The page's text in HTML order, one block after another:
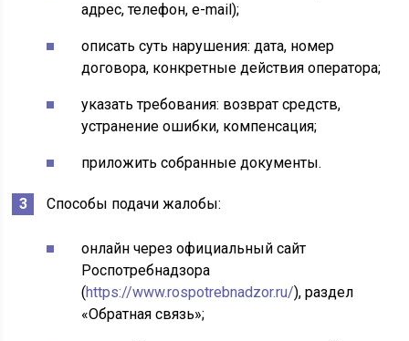
адрес, телефон, e-mail);
описать суть нарушения: дата, номер
договора, конкретные действия оператора;
указать требования: возврат средств,
устранение ошибки, компенсация;
приложить собранные документы.
Способы подачи жалобы:
онлайн через официальный сайт
Роспотребнадзора
(https://www.rospotrebnadzor.ru/), раздел
«Обратная связь»;